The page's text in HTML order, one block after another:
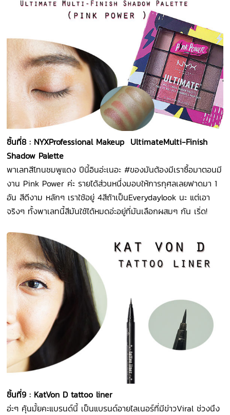
ชิ้นที่8 : NYXProfessional Makeup UltimateMulti-Finish
Shadow Palette
พาเลทสีโทนชมพูแดง ปีนี้อินอ่ะเนอะ #ของมันต้องมีเราซื้อมาตอนมี
งาน Pink Power ค่ะ รายได้ส่วนหนึ่งมอบให้การกุศลเลยฟาดมา 1
อัน สีดีงาม หลักๆ เราใช้อยู่ 4สีถ้าเป็นEverydaylook นะ แต่เอา
จริงๆ ทั้งพาเลทนี้สีมันใช้ได้หมดอ่ะอยู่ที่มันเลือกผสมๆ กัน เริ่ด!
ชิ้นที่9 : KatVon D tattoo liner
อ่ะๆ คุ้นมั้ยคะแบรนด์นี้ เป็นแบรนด์อายไลเนอร์ที่มีข่าวViral ช่วงนึง